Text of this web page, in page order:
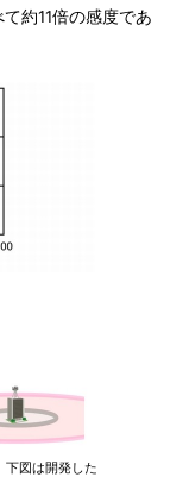
約11倍の感度であ
下図は開発した